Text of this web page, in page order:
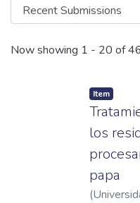
Recent
Now showing 1 - 20 of
Item
los
papa
(